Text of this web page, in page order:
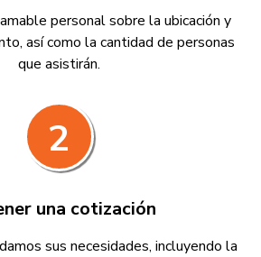
personal sobre la ubicación y
así como la cantidad de personas
que asistirán.
2
una cotización
sus necesidades, incluyendo la